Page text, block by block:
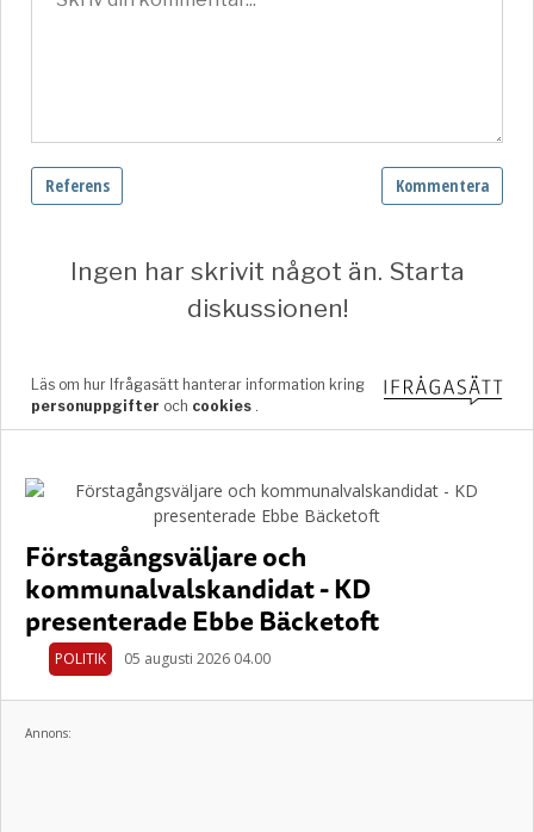
Förstagångsväljare och
kommunalvalskandidat - KD
presenterade Ebbe Bäcketoft
POLITIK 05 augusti 2026 04.00
Annons: